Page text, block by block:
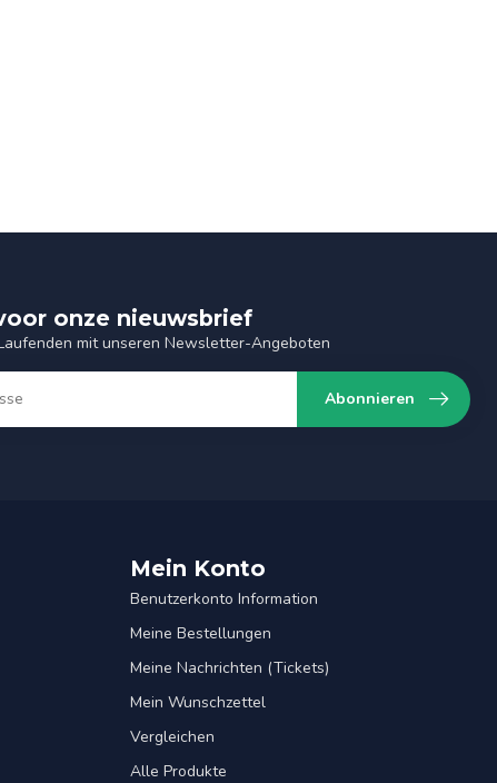
onze nieuwsbrief
mit unseren Newsletter-Angeboten
Abonnieren
Mein Konto
Benutzerkonto Information
Meine Bestellungen
Meine Nachrichten (Tickets)
Mein Wunschzettel
Vergleichen
Alle Produkte